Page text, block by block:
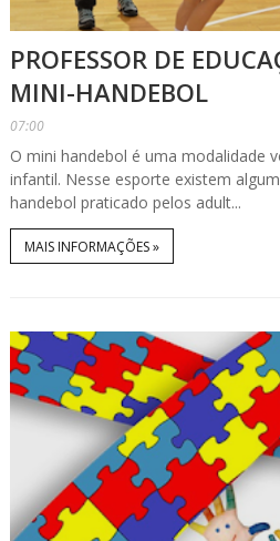
PROFESSOR DE
MINI-HANDEBOL
07:00
O mini handebol é uma modalidade
infantil. Nesse esporte existem
handebol praticado pelos adult...
MAIS INFORMAÇÕES »